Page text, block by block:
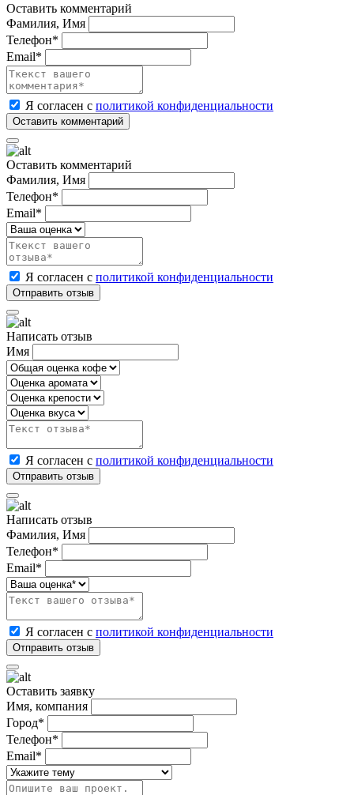
Оставить комментарий
Фамилия, Имя
Телефон*
Email*
Я согласен с политикой конфиденциальности
Оставить комментарий
Фамилия, Имя
Телефон*
Email*
Я согласен с политикой конфиденциальности
Написать отзыв
Имя
Я согласен с политикой конфиденциальности
Написать отзыв
Фамилия, Имя
Телефон*
Email*
Я согласен с политикой конфиденциальности
Оставить заявку
Имя, компания
Город*
Телефон*
Email*